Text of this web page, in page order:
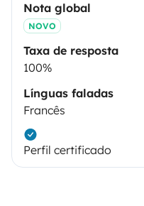
Nota global
NOVO
Taxa de resposta
100%
Línguas faladas
Francês
Perfil certificado